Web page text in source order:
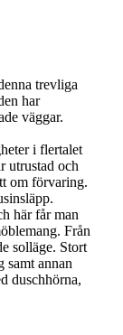
trevliga
har
väggar.
i flertalet
utrustad och
om förvaring.
här får man
Från
solläge. Stort
samt annan
duschhörna,